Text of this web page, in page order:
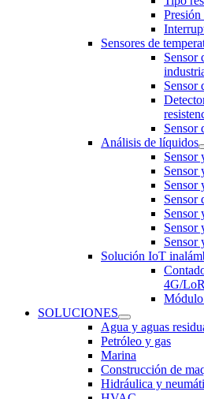
Presión
Sensores de
Sensor
Sensor
Sensor
Análisis de líquidos
Sensor
Sensor
Sensor
Sensor
Sensor
Sensor
Sensor
Solución IoT
4G/
Módulo
SOLUCIONES
Agua y aguas
Petróleo y gas
Marina
Construcción de
Hidráulica y